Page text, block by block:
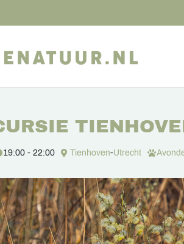
19:00 - 22:00 Tienhoven-Utrecht